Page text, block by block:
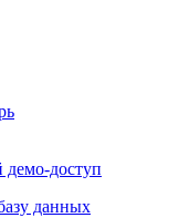
демо-доступ
данных